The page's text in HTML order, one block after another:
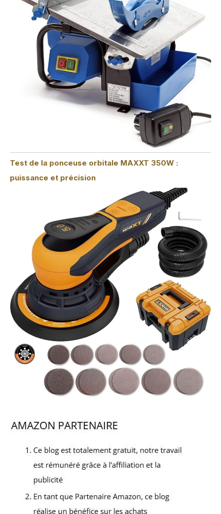
Test de la ponceuse orbitale MAXXT 350W :
puissance et précision